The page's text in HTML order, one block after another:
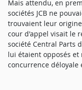
Mais attendu, en
sociétés JCB ne
trouvaient leur
cour d'appel visait le
société Central Parts
lui étaient opposés
concurrence déloyale